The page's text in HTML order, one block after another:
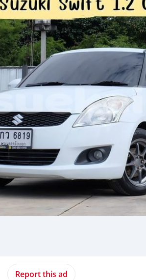
Report this ad